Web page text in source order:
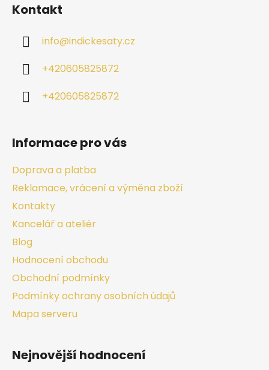
Kontakt
info@indickesaty.cz
+420605825872
+420605825872
Informace pro vás
Doprava a platba
Reklamace, vrácení a výměna zboží
Kontakty
Kancelář a ateliér
Blog
Hodnocení obchodu
Obchodní podmínky
Podmínky ochrany osobních údajů
Mapa serveru
Nejnovější hodnocení